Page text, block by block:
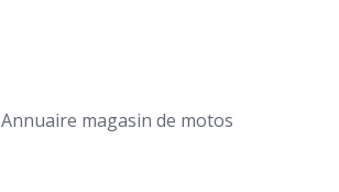
Annuaire magasin de motos